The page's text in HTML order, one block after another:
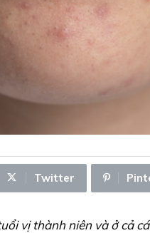
Twitter
vị thành niên và ở cả